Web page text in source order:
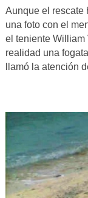
Aunque el rescate
una foto con el
el teniente William
realidad una
llamó la atención